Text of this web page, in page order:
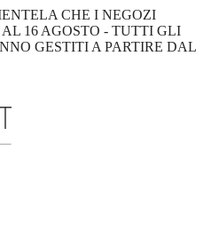
CHE I NEGOZI
16 AGOSTO - TUTTI GLI
GESTITI A PARTIRE DAL